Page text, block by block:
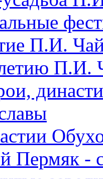
П.И.
П.И.
Пермяк -